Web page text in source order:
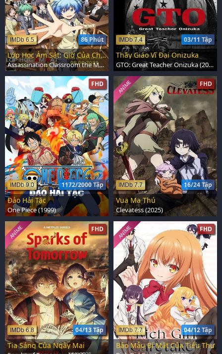
86 Phút
IMDb 6.5
Lớp Học Ám Sát: Giờ Của Chúng Ta
Assassination Classroom the Movie: Our Time (2026)
03/11 Tập
IMDb 7.4
Thầy Giáo Vĩ Đại Onizuka
GTO: Great Teacher Onizuka (2026)
FHD
1172/2000 Tập
IMDb 9.0
Đảo Hải Tặc
One Piece (1999)
FHD
16/24 Tập
IMDb 7.7
ANIME
Vua Ma Thú
Clevatess (2025)
FHD
04/13 Tập
IMDb 6.8
ANIME
Tia Sáng Của Ngày Mai
FHD
04/12 Tập
IMDb 7.7
ANIME
Bảo Mẫu Bí Mật Của Tiểu Thư